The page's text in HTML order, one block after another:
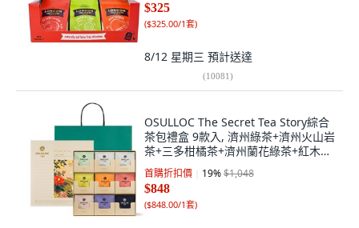
$325
($325.00/1套)
8/12 星期三 預計送達
(10081)
OSULLOC The Secret Tea Story綜合
茶包禮盒 9款入, 濟州綠茶+濟州火山岩
茶+三多柑橘茶+濟州蘭花綠茶+紅木瓜
紅茶+婚禮綠茶+櫻花香紅茶+濟州山茶
花茶+月光漫步蜂蜜茶, 1組
首購折扣價 19%$1,048
$848
($848.00/1套)